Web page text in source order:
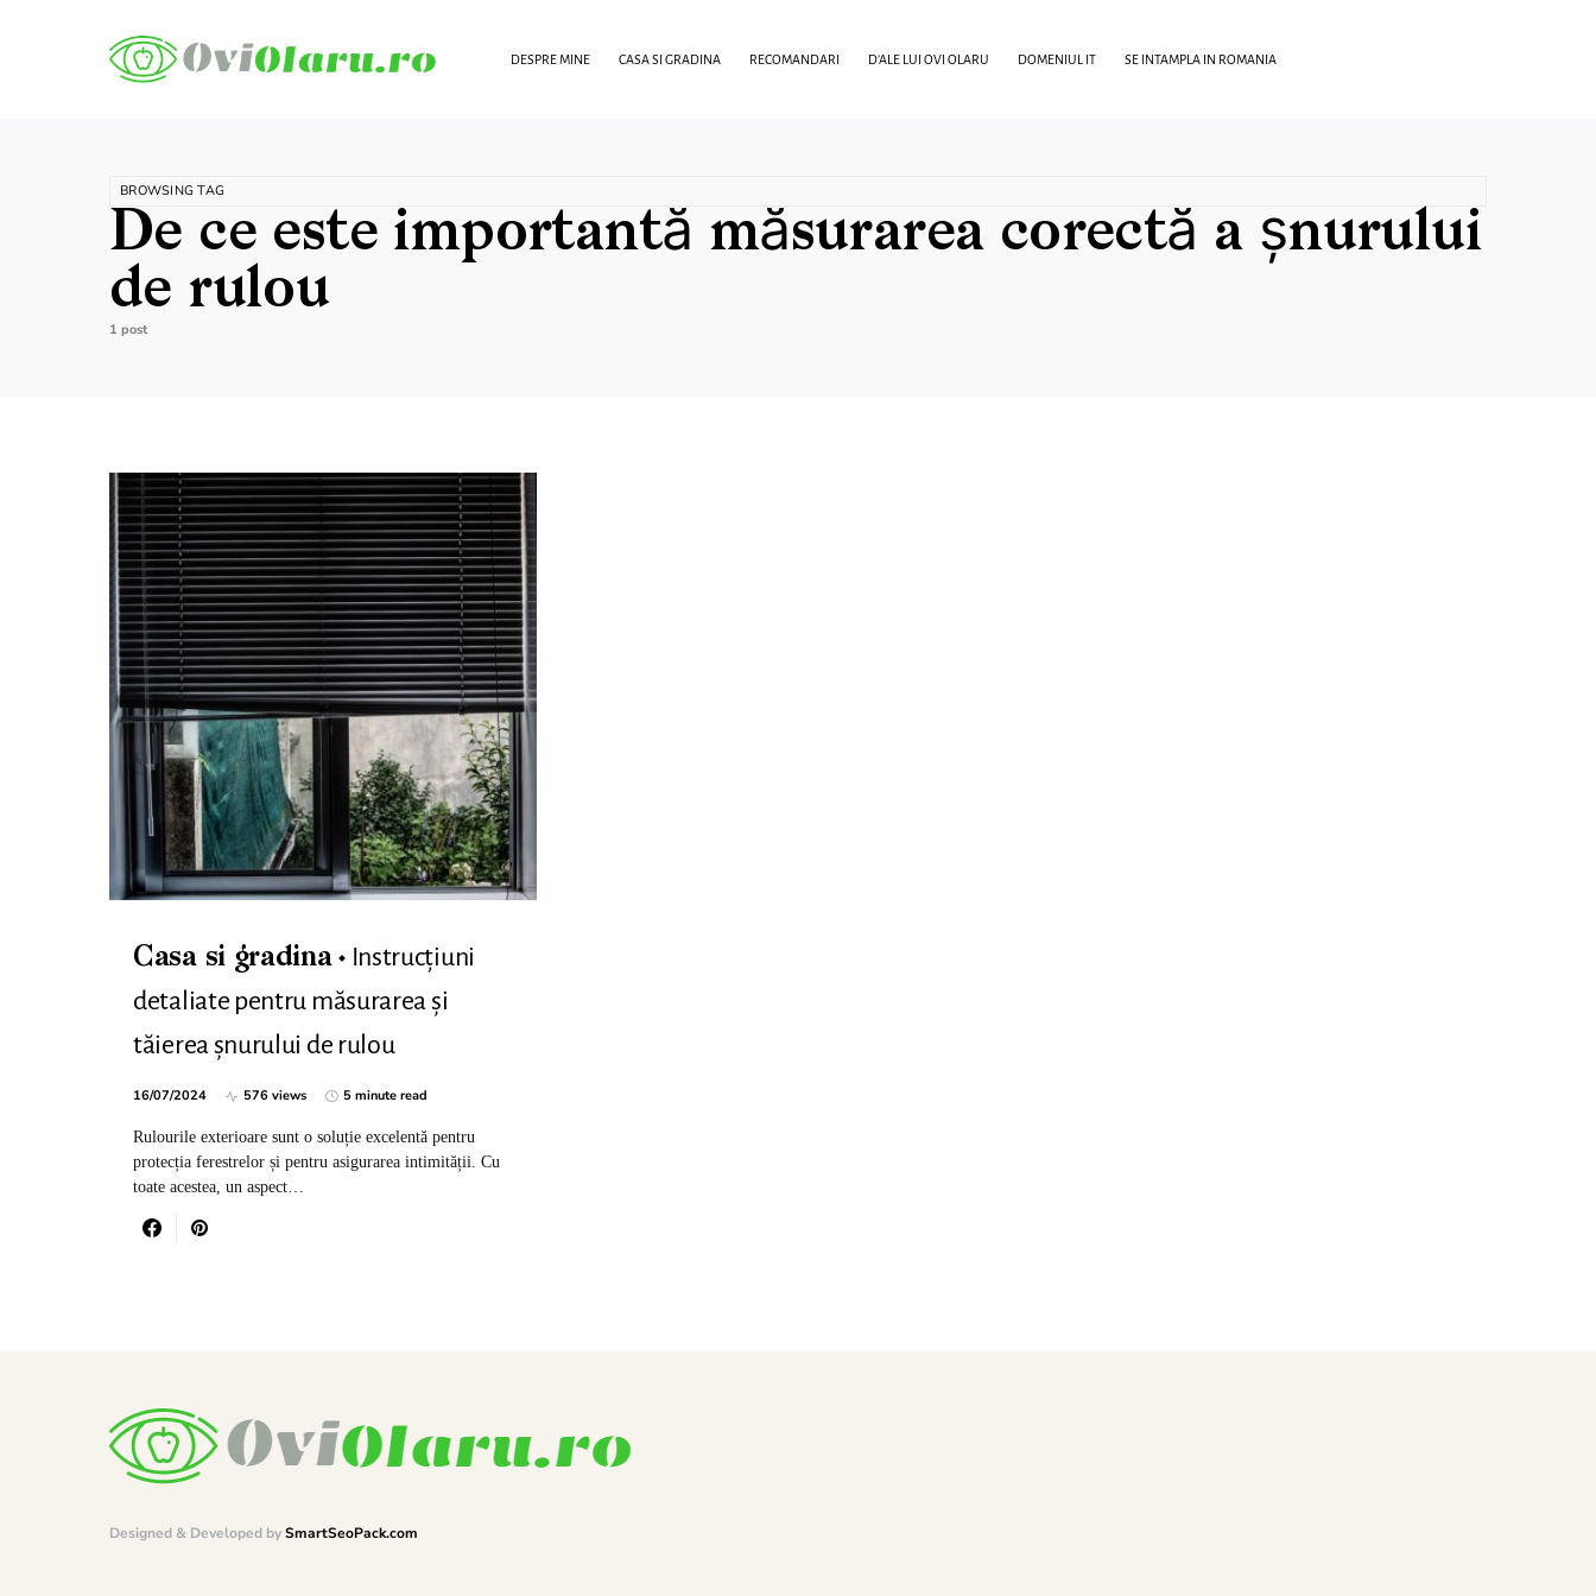
DESPRE MINE CASA SI GRADINA RECOMANDARI D’ALE LUI OVI OLARU DOMENIUL IT SE INTAMPLA IN ROMANIA
BROWSING TAG
De ce este importantă măsurarea corectă a șnurului
de rulou
1 post
Casa si gradina
Instrucțiuni
detaliate pentru măsurarea și
tăierea șnurului de rulou
16/07/2024 576 views 5 minute read
Rulourile exterioare sunt o soluție excelentă pentru
protecția ferestrelor și pentru asigurarea intimității. Cu
toate acestea, un aspect…
Designed & Developed bySmartSeoPack.com